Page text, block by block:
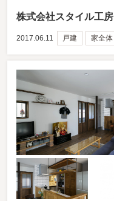
株式会社スタイル工房
2017.06.11 戸建 家全体